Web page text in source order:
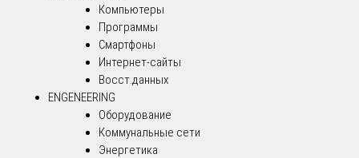
Компьютеры
Программы
Смартфоны
Интернет-сайты
Восст.данных
ENGENEERING
Оборудование
Коммунальные сети
Энергетика